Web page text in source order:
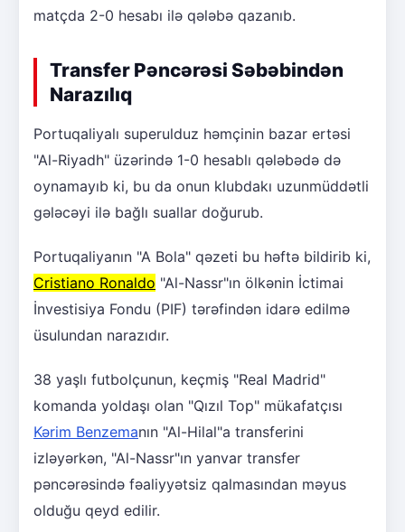
matçda 2-0 hesabı ilə qələbə qazanıb.
Transfer Pəncərəsi Səbəbindən
Narazılıq
Portuqaliyalı superulduz həmçinin bazar ertəsi
"Al-Riyadh" üzərində 1-0 hesablı qələbədə də
oynamayıb ki, bu da onun klubdakı uzunmüddətli
gələcəyi ilə bağlı suallar doğurub.
Portuqaliyanın "A Bola" qəzeti bu həftə bildirib ki,
Cristiano Ronaldo "Al-Nassr"ın ölkənin İctimai
İnvestisiya Fondu (PIF) tərəfindən idarə edilmə
üsulundan narazıdır.
38 yaşlı futbolçunun, keçmiş "Real Madrid"
komanda yoldaşı olan "Qızıl Top" mükafatçısı
Kərim Benzemanın "Al-Hilal"a transferini
izləyərkən, "Al-Nassr"ın yanvar transfer
pəncərəsində fəaliyyətsiz qalmasından məyus
olduğu qeyd edilir.